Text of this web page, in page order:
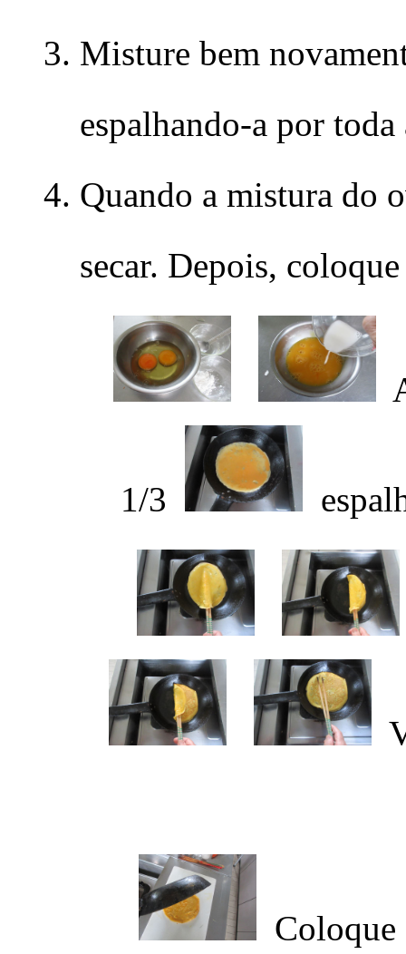
Misture bem
espalhando-a por
Quando a mistura do
secar. Depois,
1/3